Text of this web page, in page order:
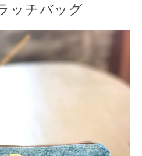
ッチバッグ